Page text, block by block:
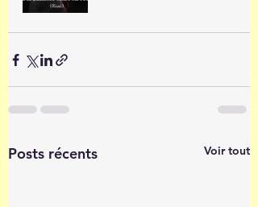
Posts récents Voir tout